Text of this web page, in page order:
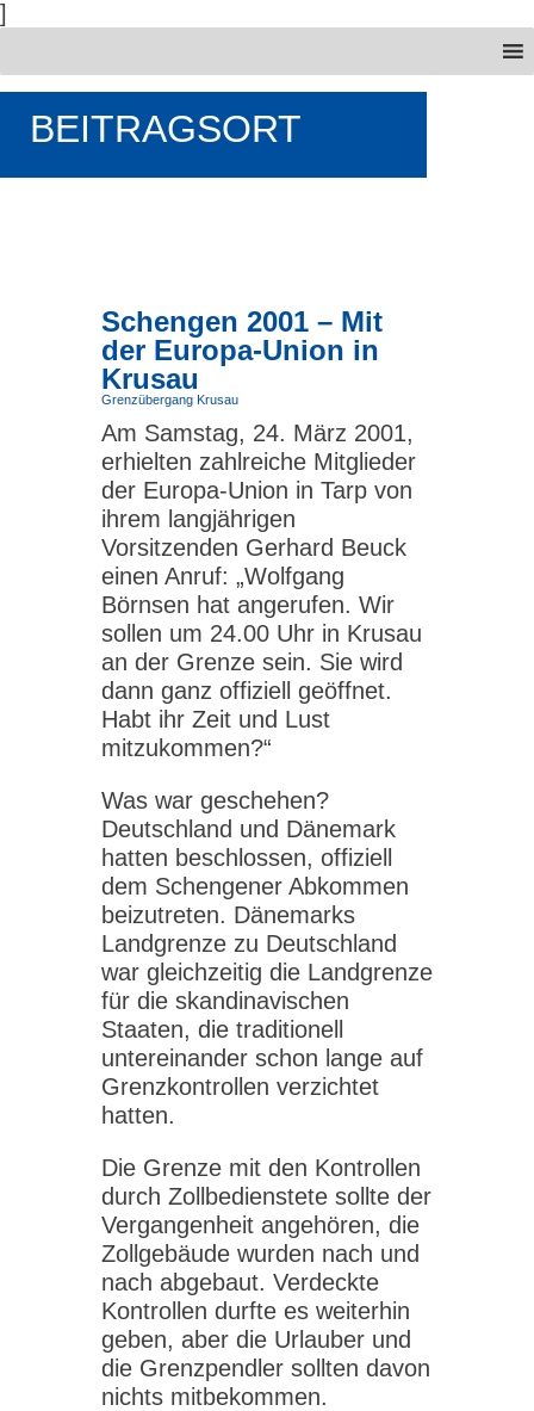
]
BEITRAGSORT
Schengen 2001 – Mit
der Europa-Union in
Krusau
Grenzübergang Krusau
Am Samstag, 24. März 2001,
erhielten zahlreiche Mitglieder
der Europa-Union in Tarp von
ihrem langjährigen
Vorsitzenden Gerhard Beuck
einen Anruf: „Wolfgang
Börnsen hat angerufen. Wir
sollen um 24.00 Uhr in Krusau
an der Grenze sein. Sie wird
dann ganz offiziell geöffnet.
Habt ihr Zeit und Lust
mitzukommen?“
Was war geschehen?
Deutschland und Dänemark
hatten beschlossen, offiziell
dem Schengener Abkommen
beizutreten. Dänemarks
Landgrenze zu Deutschland
war gleichzeitig die Landgrenze
für die skandinavischen
Staaten, die traditionell
untereinander schon lange auf
Grenzkontrollen verzichtet
hatten.
Die Grenze mit den Kontrollen
durch Zollbedienstete sollte der
Vergangenheit angehören, die
Zollgebäude wurden nach und
nach abgebaut. Verdeckte
Kontrollen durfte es weiterhin
geben, aber die Urlauber und
die Grenzpendler sollten davon
nichts mitbekommen.